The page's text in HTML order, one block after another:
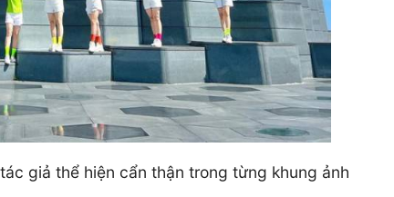
giả thể hiện cẩn thận trong từng khung ảnh